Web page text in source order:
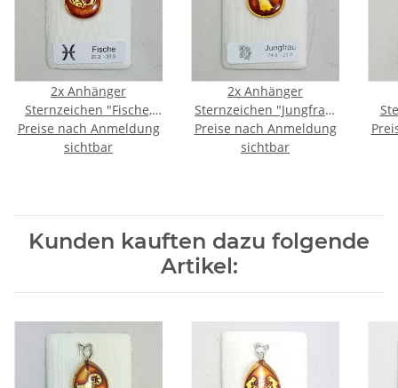
2x Anhänger
Sternzeichen "Fische,
Tropfen", Bernstein, ES,
inkl. "Sack & Pack"
Preise nach Anmeldung
sichtbar
2x Anhänger
Sternzeichen "Jungfrau,
Tropfen", Bernstein, ES,
inkl. "Sack & Pack"
Preise nach Anmeldung
sichtbar
Kunden kauften dazu folgende
Artikel: